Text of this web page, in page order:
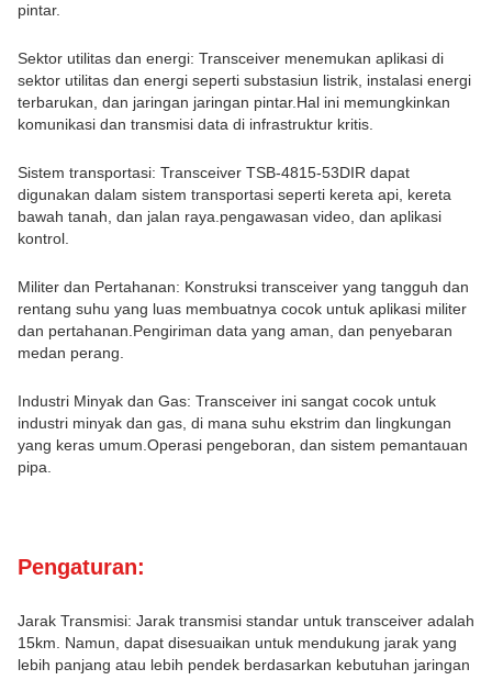
pintar.
Sektor utilitas dan energi: Transceiver menemukan aplikasi di
sektor utilitas dan energi seperti substasiun listrik, instalasi energi
terbarukan, dan jaringan jaringan pintar.Hal ini memungkinkan
komunikasi dan transmisi data di infrastruktur kritis.
Sistem transportasi: Transceiver TSB-4815-53DIR dapat
digunakan dalam sistem transportasi seperti kereta api, kereta
bawah tanah, dan jalan raya.pengawasan video, dan aplikasi
kontrol.
Militer dan Pertahanan: Konstruksi transceiver yang tangguh dan
rentang suhu yang luas membuatnya cocok untuk aplikasi militer
dan pertahanan.Pengiriman data yang aman, dan penyebaran
medan perang.
Industri Minyak dan Gas: Transceiver ini sangat cocok untuk
industri minyak dan gas, di mana suhu ekstrim dan lingkungan
yang keras umum.Operasi pengeboran, dan sistem pemantauan
pipa.
Pengaturan:
Jarak Transmisi: Jarak transmisi standar untuk transceiver adalah
15km. Namun, dapat disesuaikan untuk mendukung jarak yang
lebih panjang atau lebih pendek berdasarkan kebutuhan jaringan